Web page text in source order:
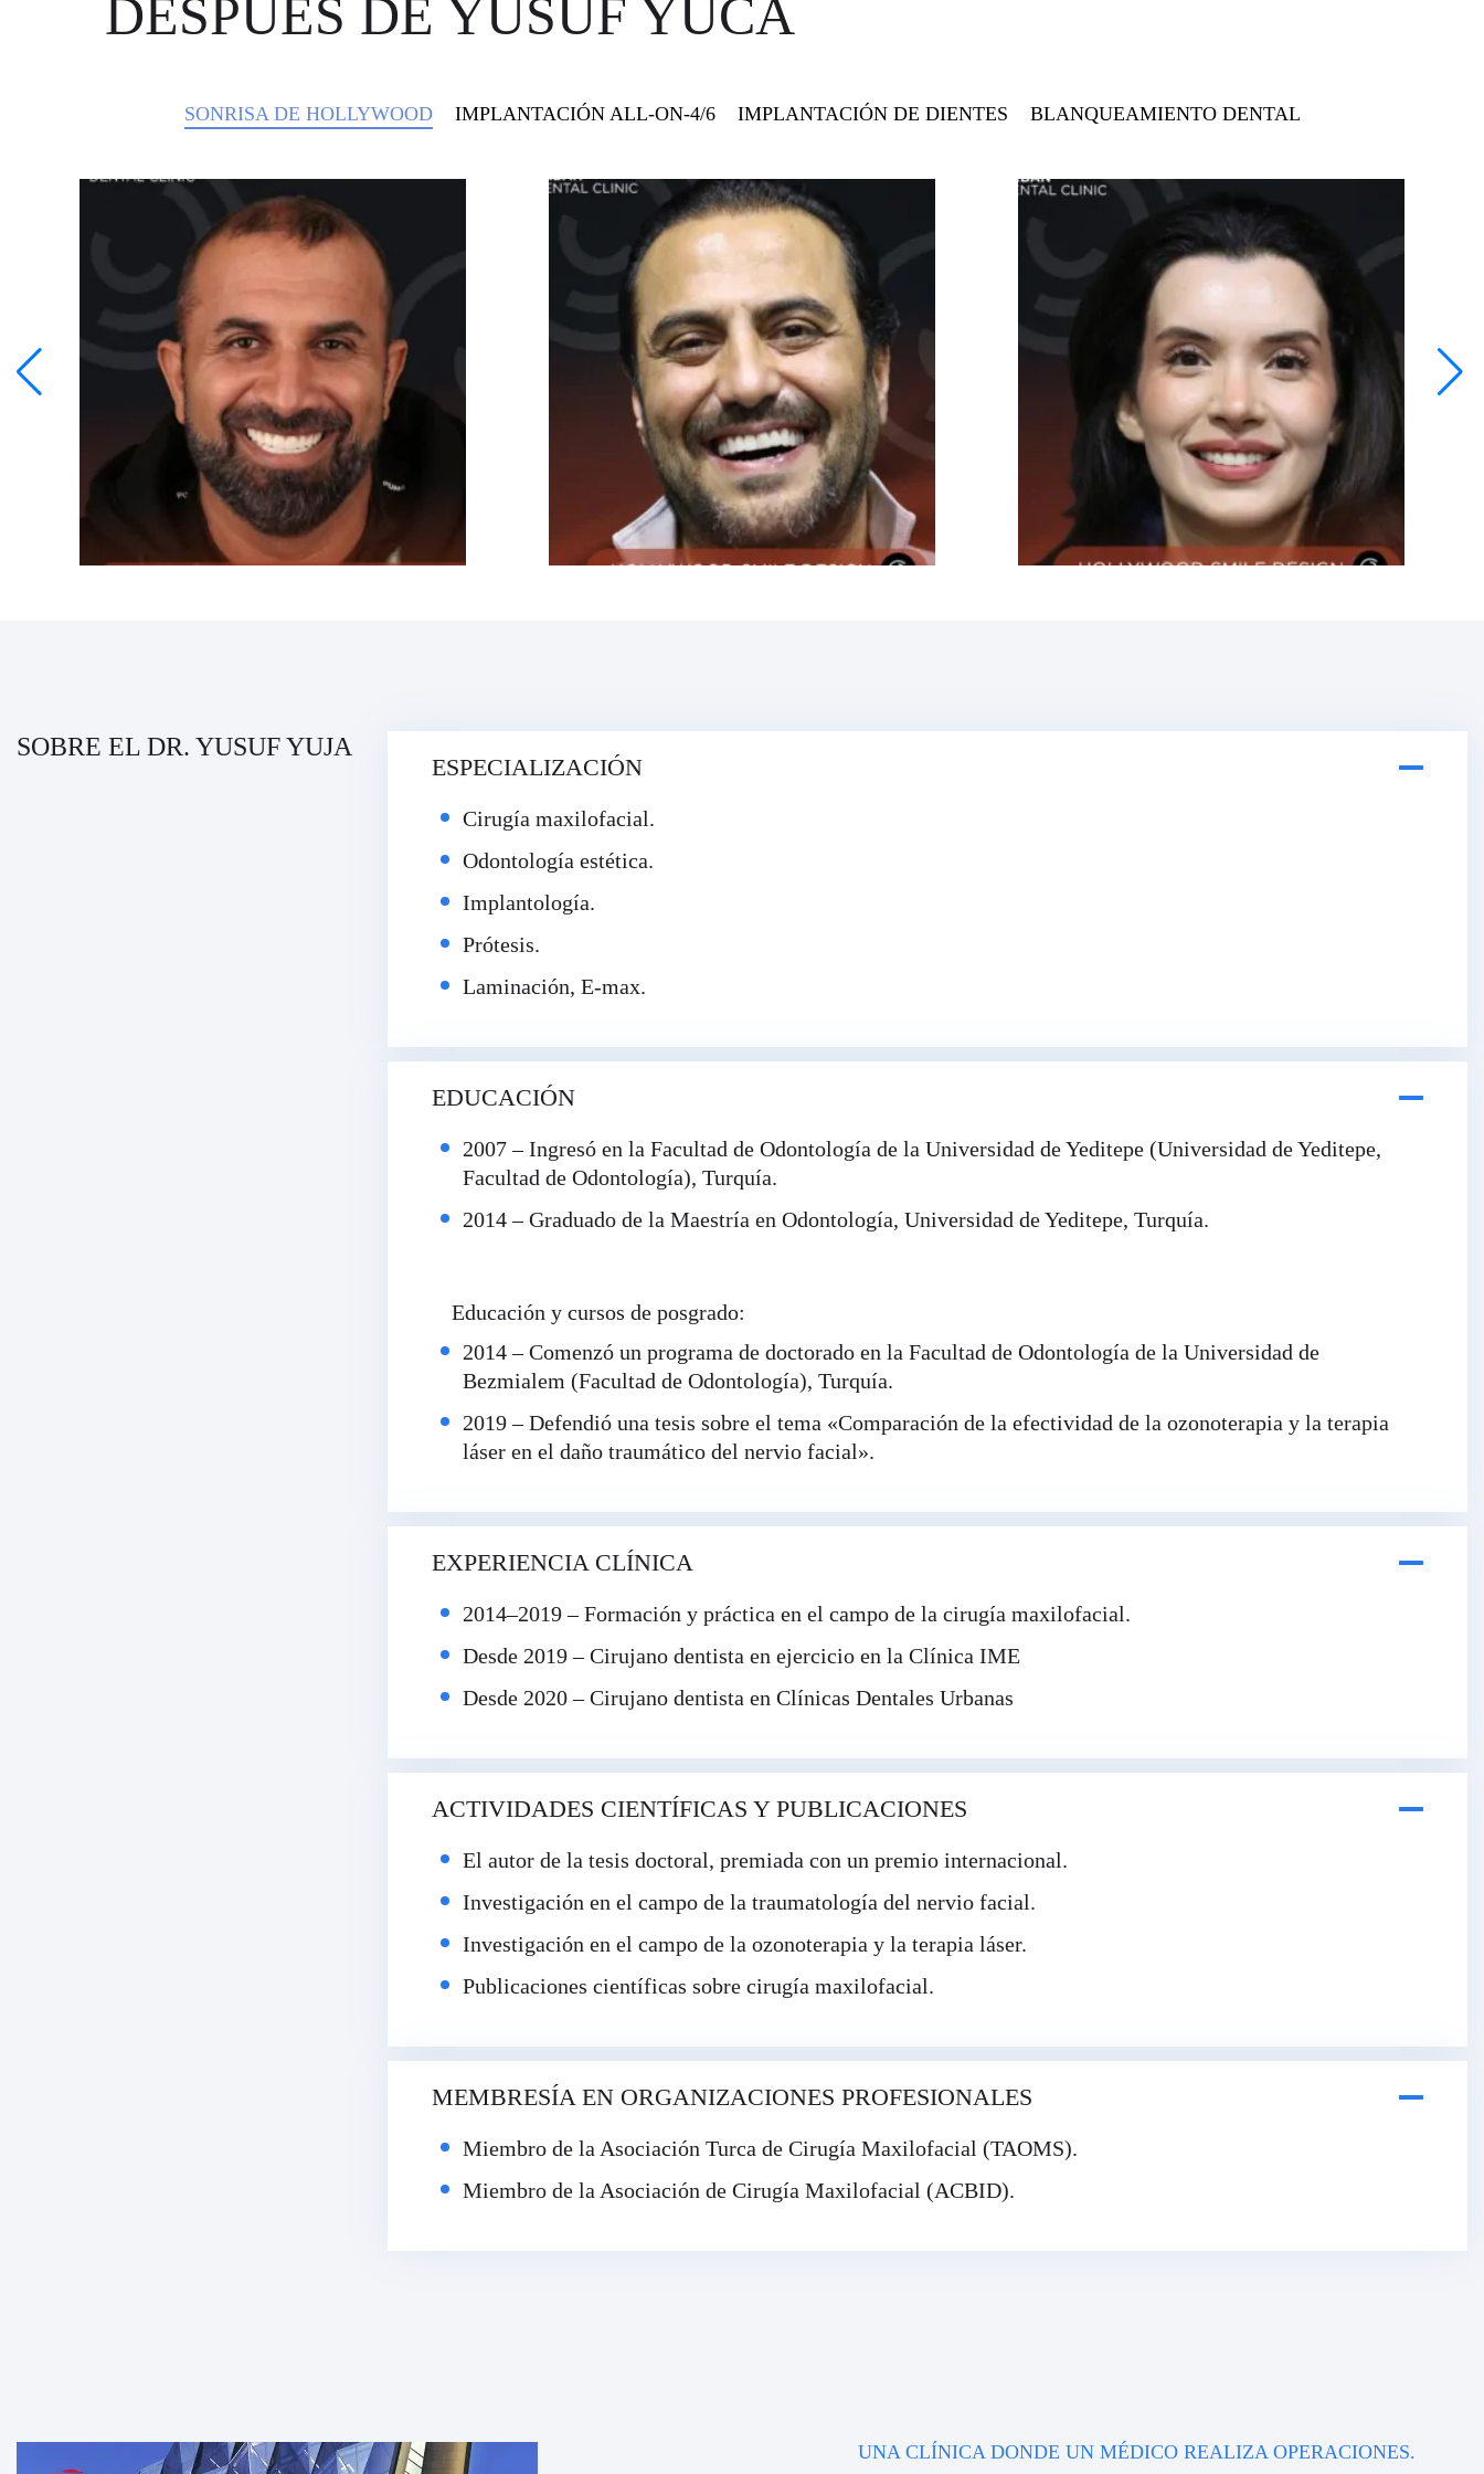
Un agradecimiento especial a la doctora
apoyo.
DESPUÉS DE YUSUF YUCA
SONRISA DE HOLLYWOOD IMPLANTACIÓN ALL-ON-4/6 IMPLANTACIÓN DE DIENTES BLANQUEAMIENTO DENTAL
SOBRE EL DR. YUSUF YUJA
ESPECIALIZACIÓN
Cirugía maxilofacial.
Odontología estética.
Implantología.
Prótesis.
Laminación, E-max.
EDUCACIÓN
2007 – Ingresó en la Facultad de Odontología de la Universidad de Yeditepe (Universidad de Yeditepe,
Facultad de Odontología), Turquía.
2014 – Graduado de la Maestría en Odontología, Universidad de Yeditepe, Turquía.
Educación y cursos de posgrado:
2014 – Comenzó un programa de doctorado en la Facultad de Odontología de la Universidad de
Bezmialem (Facultad de Odontología), Turquía.
2019 – Defendió una tesis sobre el tema «Comparación de la efectividad de la ozonoterapia y la terapia
láser en el daño traumático del nervio facial».
EXPERIENCIA CLÍNICA
2014–2019 – Formación y práctica en el campo de la cirugía maxilofacial.
Desde 2019 – Cirujano dentista en ejercicio en la Clínica IME
Desde 2020 – Cirujano dentista en Clínicas Dentales Urbanas
ACTIVIDADES CIENTÍFICAS Y PUBLICACIONES
El autor de la tesis doctoral, premiada con un premio internacional.
Investigación en el campo de la traumatología del nervio facial.
Investigación en el campo de la ozonoterapia y la terapia láser.
Publicaciones científicas sobre cirugía maxilofacial.
MEMBRESÍA EN ORGANIZACIONES PROFESIONALES
Miembro de la Asociación Turca de Cirugía Maxilofacial (TAOMS).
Miembro de la Asociación de Cirugía Maxilofacial (ACBID).
UNA CLÍNICA DONDE UN MÉDICO REALIZA OPERACIONES.